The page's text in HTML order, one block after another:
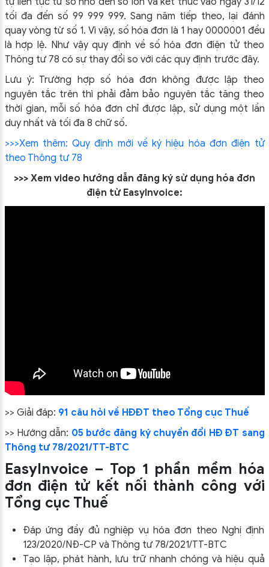
tối đa đến số 99 999 999. Sang năm tiếp theo, lại đánh
quay vòng từ số 1. Vì vậy, số hóa đơn là 1 hay 0000001 đều
là hợp lệ. Như vậy quy định về số hóa đơn điện tử theo
Thông tư 78 có sự thay đổi so với các quy định trước đây.
Lưu ý: Trường hợp số hóa đơn không được lập theo
nguyên tắc trên thì phải đảm bảo nguyên tắc tăng theo
thời gian, mỗi số hóa đơn chỉ được lập, sử dụng một lần
duy nhất và tối đa 8 chữ số.
>>>Xem thêm: Quy định mới về ký hiệu hóa đơn điện tử
theo Thông tư 78
>>> Xem video hướng dẫn đăng ký sử dụng hóa đơn
điện tử EasyInvoice:
>> Giải đáp: 91 câu hỏi về HĐĐT theo Tổng cục Thuế
>> Hướng dẫn: 05 bước đăng ký chuyển đổi HĐ ĐT sang
Thông tư 78/2021/TT-BTC
EasyInvoice – Top 1 phần mềm hóa
đơn điện tử kết nối thành công với
Tổng cục Thuế
Đáp ứng đầy đủ nghiệp vụ hóa đơn theo Nghị định
123/2020/NĐ-CP và Thông tư 78/2021/TT-BTC
Tạo lập, phát hành, lưu trữ nhanh chóng và hiệu quả